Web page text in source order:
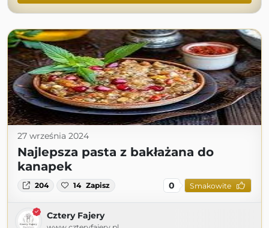
27 września 2024
Najlepsza pasta z bakłażana do
kanapek
204 14 Zapisz 0 Smakowite
Cztery Fajery